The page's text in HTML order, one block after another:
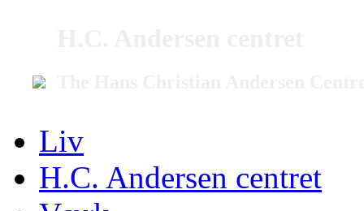
Liv
H.C. Andersen centret